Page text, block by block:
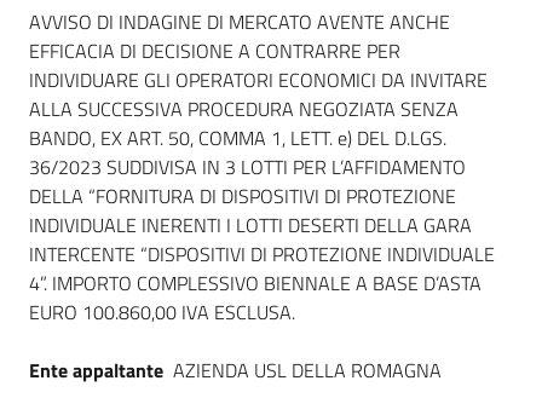
English
site
Seguici
su
Dati del bando
AVVISO DI INDAGINE DI MERCATO AVENTE ANCHE
EFFICACIA DI DECISIONE A CONTRARRE PER
INDIVIDUARE GLI OPERATORI ECONOMICI DA INVITARE
ALLA SUCCESSIVA PROCEDURA NEGOZIATA SENZA
BANDO, EX ART. 50, COMMA 1, LETT. e) DEL D.LGS.
36/2023 SUDDIVISA IN 3 LOTTI PER L’AFFIDAMENTO
DELLA “FORNITURA DI DISPOSITIVI DI PROTEZIONE
INDIVIDUALE INERENTI I LOTTI DESERTI DELLA GARA
INTERCENTE “DISPOSITIVI DI PROTEZIONE INDIVIDUALE
4”. IMPORTO COMPLESSIVO BIENNALE A BASE D’ASTA
EURO 100.860,00 IVA ESCLUSA.
Ente appaltante AZIENDA USL DELLA ROMAGNA